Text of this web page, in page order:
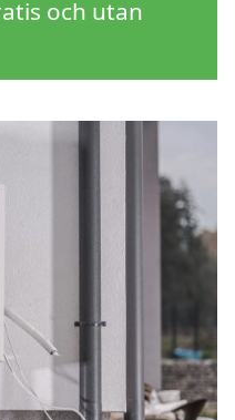
och utan